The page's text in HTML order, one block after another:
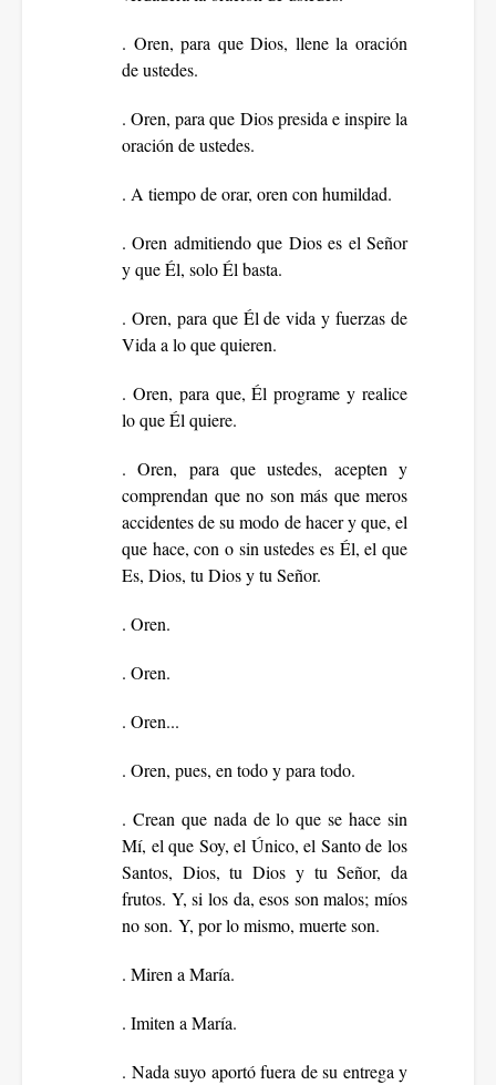
. Oren, para que Dios, llene la oración
de ustedes.
. Oren, para que Dios presida e inspire la
oración de ustedes.
. A tiempo de orar, oren con humildad.
. Oren admitiendo que Dios es el Señor
y que Él, solo Él basta.
. Oren, para que Él de vida y fuerzas de
Vida a lo que quieren.
. Oren, para que, Él programe y realice
lo que Él quiere.
. Oren, para que ustedes, acepten y
comprendan que no son más que meros
accidentes de su modo de hacer y que, el
que hace, con o sin ustedes es Él, el que
Es, Dios, tu Dios y tu Señor.
. Oren.
. Oren.
. Oren...
. Oren, pues, en todo y para todo.
. Crean que nada de lo que se hace sin
Mí, el que Soy, el Único, el Santo de los
Santos, Dios, tu Dios y tu Señor, da
frutos. Y, si los da, esos son malos; míos
no son. Y, por lo mismo, muerte son.
. Miren a María.
. Imiten a María.
. Nada suyo aportó fuera de su entrega y